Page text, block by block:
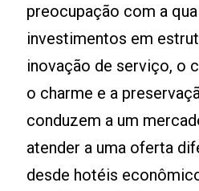
preocupação com a
investimentos em
inovação de serviço, o
o charme e a
conduzem a um
atender a uma oferta
desde hotéis